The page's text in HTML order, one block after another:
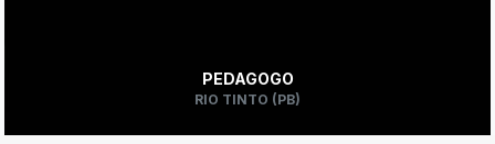
PEDAGOGO
RIO TINTO (PB)